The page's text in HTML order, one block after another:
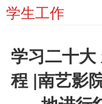
学生工作
学习二十
程 |南艺影